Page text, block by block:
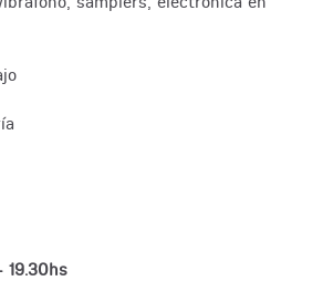
19.30hs